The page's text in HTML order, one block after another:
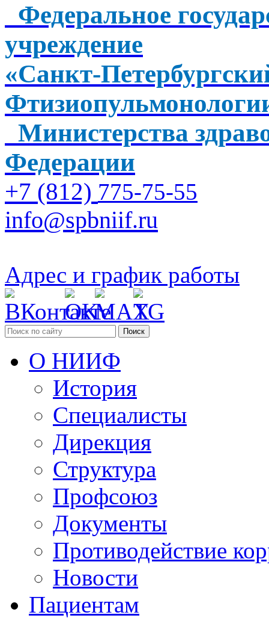
Федеральное
учреждение
«Санкт-
Министерства
Федерации
+7 (812) 775-75-55
info@spbniif.ru
Адрес и график работы
Поиск
О НИИФ
История
Специалисты
Дирекция
Структура
Профсоюз
Документы
Противодействие
Новости
Пациентам